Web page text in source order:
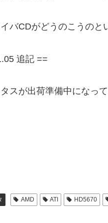
バCDがどうのこうのと
追記 ==
スが出荷準備中になっ
AMD ATI HD5670